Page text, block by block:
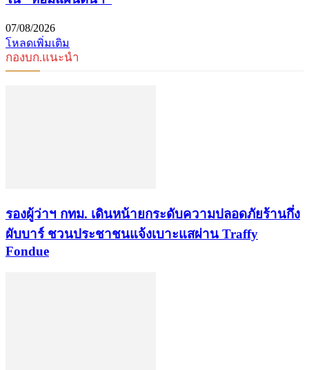
07/08/2026
โหลดเพิ่มเติม
กองบก.แนะนำ
รองผู้ว่าฯ กทม. เดินหน้ายกระดับความปลอดภัยร้านกึ่ง
ผับบาร์ ชวนประชาชนแจ้งเบาะแสผ่าน Traffy
Fondue